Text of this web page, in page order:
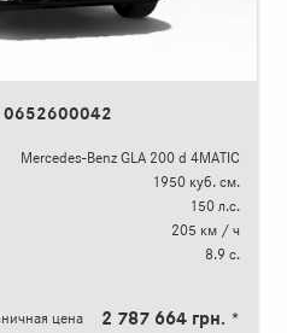
0652600042
Mercedes-Benz GLA 200 d 4MATIC
1950 куб. см.
150 л.с.
205 км / ч
8.9 с.
цена 2 787 664 грн. *